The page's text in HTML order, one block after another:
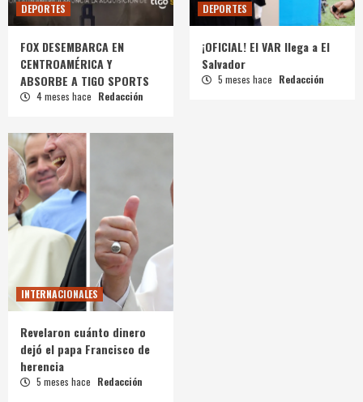
DEPORTES
FOX DESEMBARCA EN
CENTROAMÉRICA Y
ABSORBE A TIGO SPORTS
4 meses hace Redacción
DEPORTES
¡OFICIAL! El VAR llega a El
Salvador
5 meses hace Redacción
INTERNACIONALES
Revelaron cuánto dinero
dejó el papa Francisco de
herencia
5 meses hace Redacción